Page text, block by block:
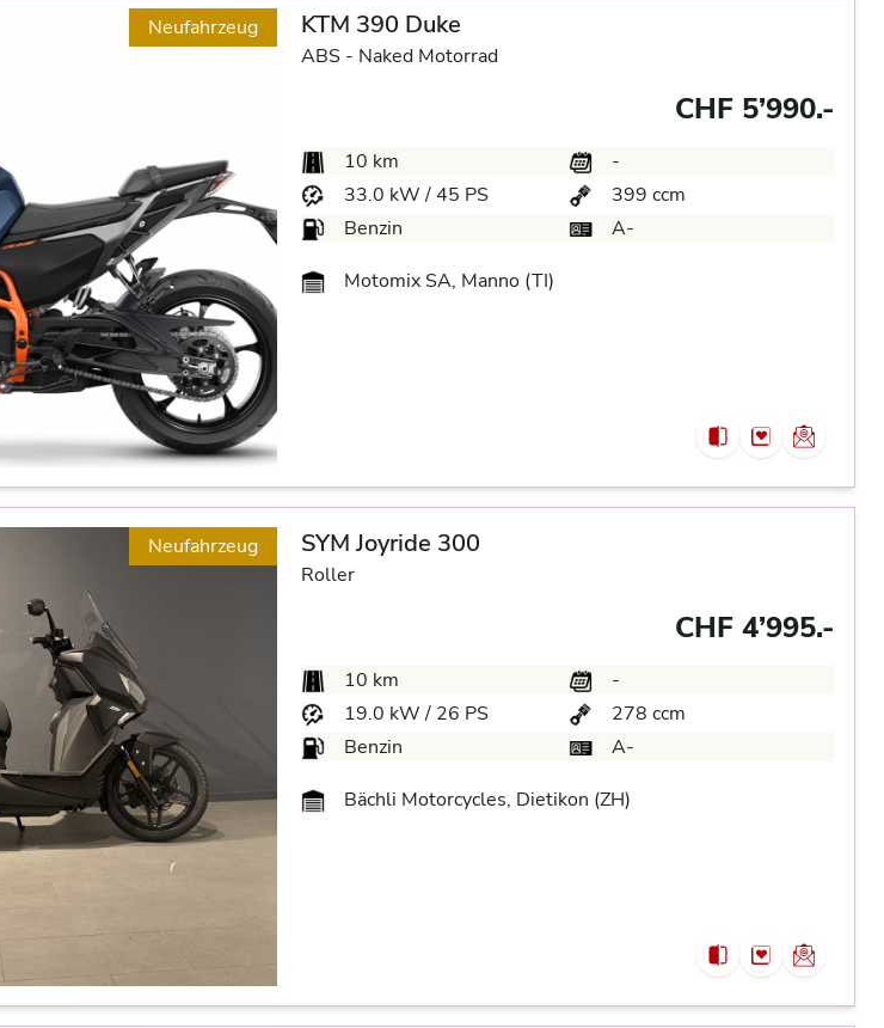
Neufahrzeug KTM 390 Duke
ABS - Naked Motorrad
CHF 5’990.-
10 km
-
33.0 kW / 45 PS
399 ccm
Benzin
A-
Motomix SA, Manno (TI)
Neufahrzeug SYM Joyride 300
Roller
CHF 4’995.-
10 km
-
19.0 kW / 26 PS
278 ccm
Benzin
A-
Bächli Motorcycles, Dietikon (ZH)